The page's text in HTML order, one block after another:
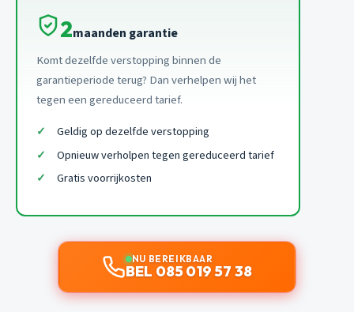
2maanden garantie
Komt dezelfde verstopping binnen de
garantieperiode terug? Dan verhelpen wij het
tegen een gereduceerd tarief.
Geldig op dezelfde verstopping
Opnieuw verholpen tegen gereduceerd tarief
Gratis voorrijkosten
NU BEREIKBAAR
BEL 085 019 57 38